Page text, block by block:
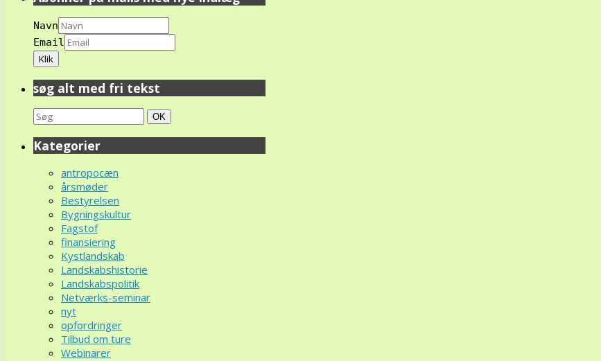
Navn
Email
søg alt med fri tekst
Search
for:
Søg
OK
Kategorier
antropocæn
årsmøder
Bestyrelsen
Bygningskultur
Fagstof
finansiering
Kystlandskab
Landskabshistorie
Landskabspolitik
Netværks-seminar
nyt
opfordringer
Tilbud om ture
Webinarer